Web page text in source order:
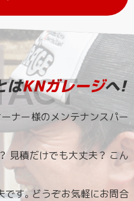
はKNガレージへ!
ーナー様のメンテナンスパー
見積だけでも大丈夫？ こん
す。どうぞお気軽にお問合